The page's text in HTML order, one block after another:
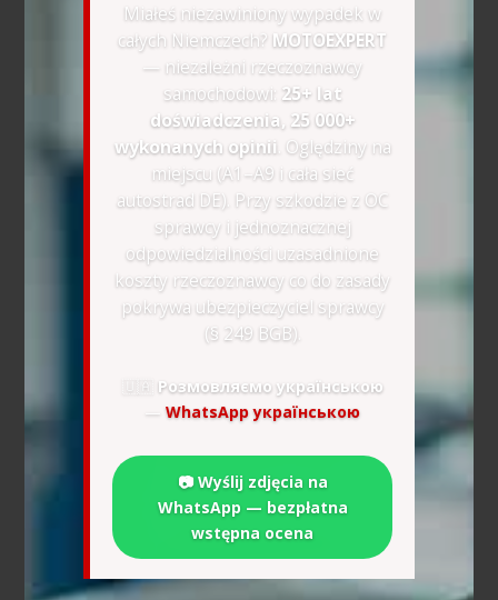
Miałeś niezawiniony wypadek w
całych Niemczech? MOTOEXPERT
— niezależni rzeczoznawcy
samochodowi: 25+ lat
doświadczenia, 25 000+
wykonanych opinii . Oględziny na
miejscu (A1–A9 i cała sieć
autostrad DE). Przy szkodzie z OC
sprawcy i jednoznacznej
odpowiedzialności uzasadnione
koszty rzeczoznawcy co do zasady
pokrywa ubezpieczyciel sprawcy
(§ 249 BGB).
🇺🇦 Розмовляємо українською
— WhatsApp українською
📷 Wyślij zdjęcia na
WhatsApp — bezpłatna
wstępna ocena